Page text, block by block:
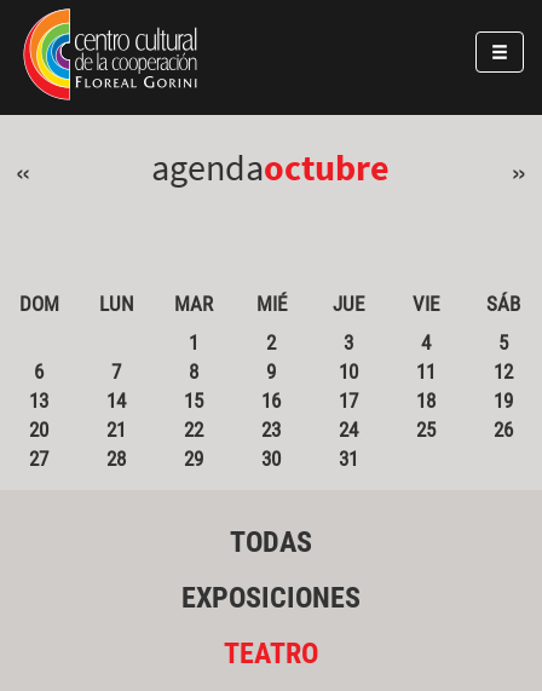
Pasar al contenido principal
Jump to main content
« agendaoctubre »
DOM LUN MAR MIÉ JUE VIE
SÁB
1
2 3 4
5
6
7 8 9 10 11
12
13
14 15 16 17 18
19
20
21 22 23 24 25
26
27
28 29 30 31
TODAS
EXPOSICIONES
TEATRO